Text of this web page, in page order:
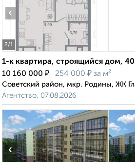
2/1
‹
1-к квартира, строящийся дом,
10 160 000 ₽ 254 000 ₽ за м²
Советский район, мкр. Родины, ЖК
Агентство, 07.08.2026
‹